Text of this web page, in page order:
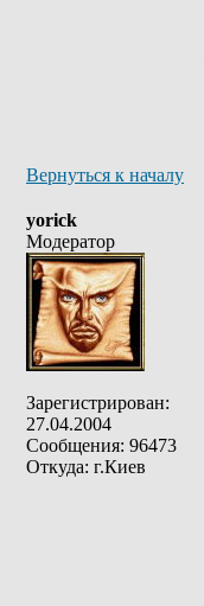
Вернуться к началу
yorick
Модератор
Зарегистрирован:
27.04.2004
Сообщения: 96473
Откуда: г.Киев